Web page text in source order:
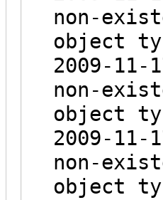
non-
object
2009-11-
non-
object
2009-11-
non-
object